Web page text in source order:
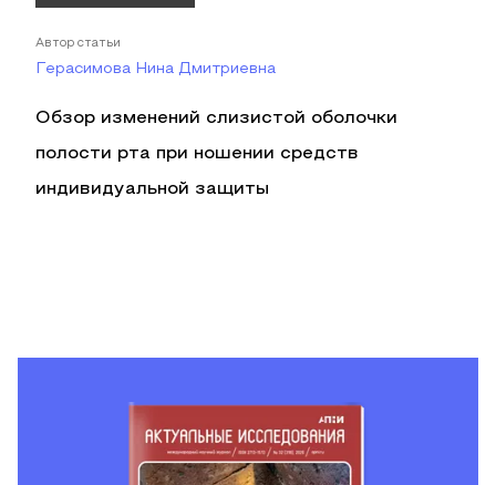
Автор статьи
Герасимова Нина Дмитриевна
Обзор изменений слизистой оболочки
полости рта при ношении средств
индивидуальной защиты